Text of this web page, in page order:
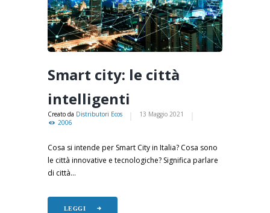
Smart city: le città
intelligenti
Creato da Distributori Ecos
13 Maggio 2021
2006
Cosa si intende per Smart City in Italia? Cosa sono
le città innovative e tecnologiche? Significa parlare
di città...
LEGGI